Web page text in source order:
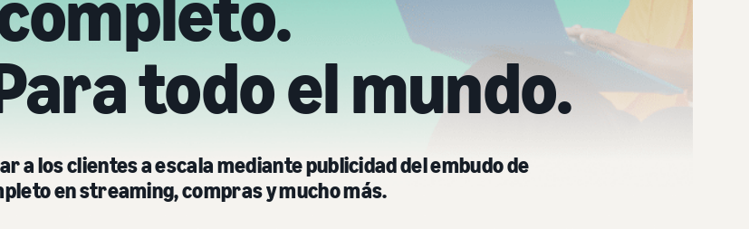
todo el mundo.
a los clientes a escala mediante publicidad del embudo de
en streaming, compras y mucho más.